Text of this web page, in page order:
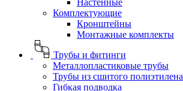
Настенные
Комплектующие
Кронштейны
Монтажные комплекты
Трубы и фитинги
Металлопластиковые трубы
Трубы из сшитого полиэтилена
Гибкая подводка